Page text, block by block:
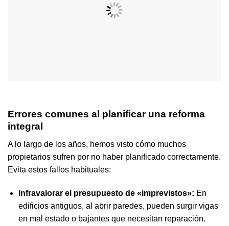
Errores comunes al planificar una reforma
integral
A lo largo de los años, hemos visto cómo muchos
propietarios sufren por no haber planificado correctamente.
Evita estos fallos habituales:
Infravalorar el presupuesto de «imprevistos»: En
edificios antiguos, al abrir paredes, pueden surgir vigas
en mal estado o bajantes que necesitan reparación.